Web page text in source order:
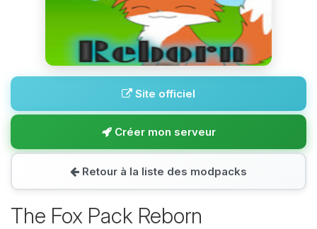
Site officiel
Créer mon serveur
Retour à la liste des modpacks
The Fox Pack Reborn